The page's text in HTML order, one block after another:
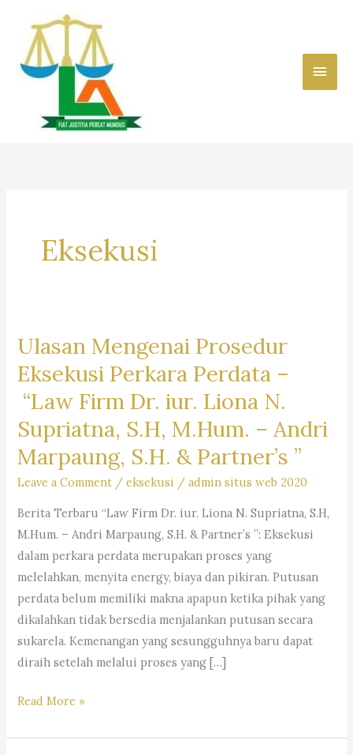
content
Main
Eksekusi
Ulasan Mengenai Prosedur
Eksekusi Perkara Perdata –
“Law Firm Dr. iur. Liona N.
Supriatna, S.H, M.Hum. – Andri
Marpaung, S.H. & Partner’s ”
Leave a Comment /eksekusi /admin situs web 2020
Berita Terbaru “Law Firm Dr. iur. Liona N. Supriatna, S.H,
M.Hum. – Andri Marpaung, S.H. & Partner’s ”: Eksekusi
dalam perkara perdata merupakan proses yang
melelahkan, menyita energy, biaya dan pikiran. Putusan
perdata belum memiliki makna apapun ketika pihak yang
dikalahkan tidak bersedia menjalankan putusan secara
sukarela. Kemenangan yang sesungguhnya baru dapat
diraih setelah melalui proses yang […]
Ulasan
Prosedur
Read More »